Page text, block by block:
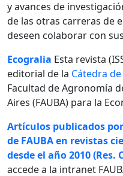
y avances de
de las otras carreras de
deseen colaborar con
Ecogralia Esta revista
editorial de la Cátedra
Facultad de Agronomía
Aires (FAUBA) para la
Artículos publicados
de FAUBA en revistas
desde el año 2010 (Res.
accede a la intranet